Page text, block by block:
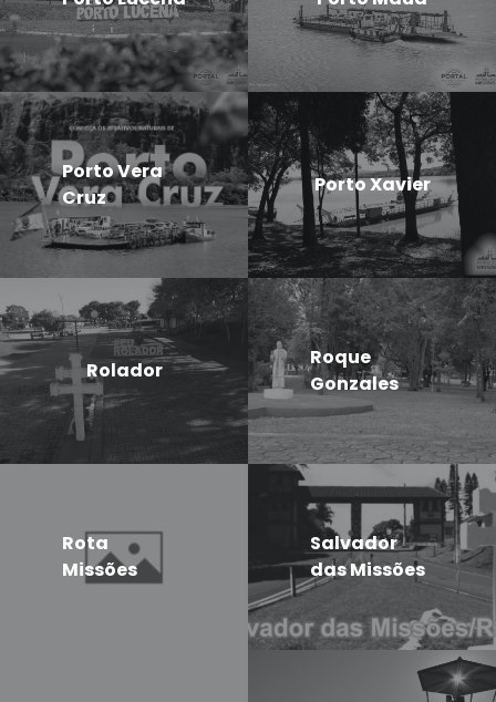
Porto Vera
Cruz
Porto Xavier
Rolador
Roque
Gonzales
Rota
Missões
Salvador
das Missões